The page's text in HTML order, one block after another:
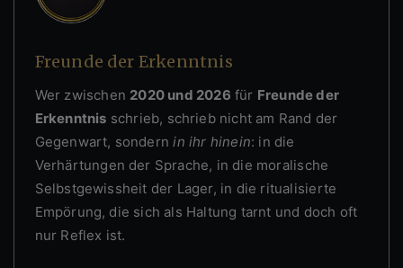
Freunde der Erkenntnis
Wer zwischen 2020 und 2026 für Freunde der
Erkenntnis schrieb, schrieb nicht am Rand der
Gegenwart, sondernin ihr hinein: in die
Verhärtungen der Sprache, in die moralische
Selbstgewissheit der Lager, in die ritualisierte
Empörung, die sich als Haltung tarnt und doch oft
nur Reflex ist.